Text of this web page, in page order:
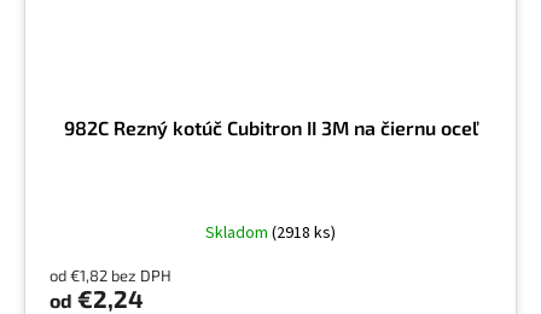
982C Rezný kotúč Cubitron II 3M na čiernu oceľ
Skladom (2918 ks)
od €1,82 bez DPH
od €2,24